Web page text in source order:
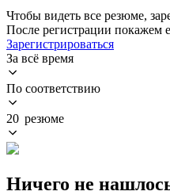
Чтобы видеть все резюме,
После регистрации покажем
Зарегистрироваться
За всё время
По соответствию
20 резюме
Ничего не